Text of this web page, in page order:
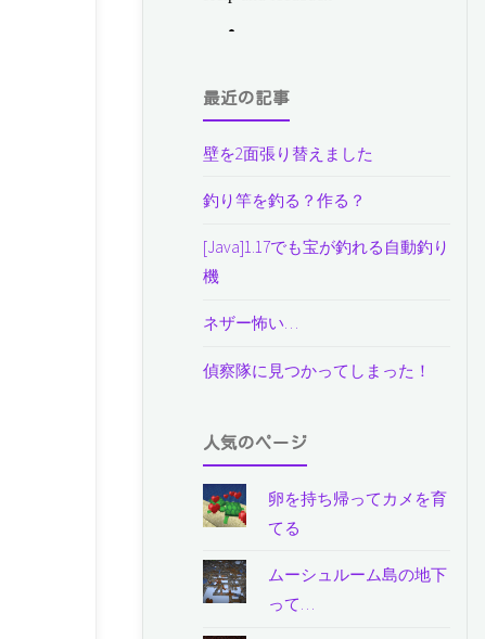
最近の記事
壁を2面張り替えました
釣り竿を釣る？作る？
[Java]1.17でも宝が釣れる自動釣り
機
ネザー怖い…
偵察隊に見つかってしまった！
人気のページ
卵を持ち帰ってカメを育
てる
ムーシュルーム島の地下
って…